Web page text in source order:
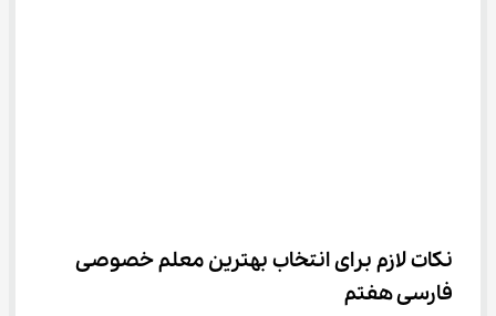
نکات لازم برای انتخاب بهترین معلم خصوصی
فارسی هفتم